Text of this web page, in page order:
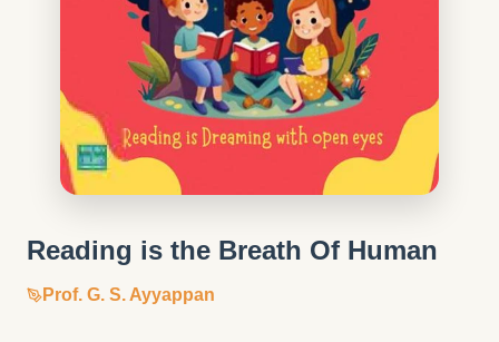
Reading is the Breath Of Human
Prof. G. S. Ayyappan